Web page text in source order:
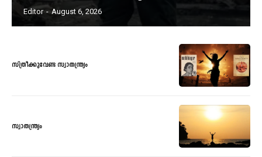
Editor - August 6, 2026
സ്ത്രീക്കുവേണ്ട സ്വാതന്ത്ര്യം
സ്വാതന്ത്ര്യം